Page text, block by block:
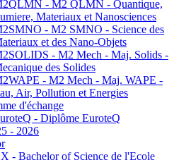
- M2 QLMN - Quantique,
Materiaux et Nanosciences
- M2 SMNO - Science des
et des Nano-Objets
- M2 Mech - Maj. Solids -
des Solides
- M2 Mech - Maj. WAPE -
Air, Pollution et Energies
d'échange
- Diplôme EuroteQ
- 2026
- Bachelor of Science de l'Ecole